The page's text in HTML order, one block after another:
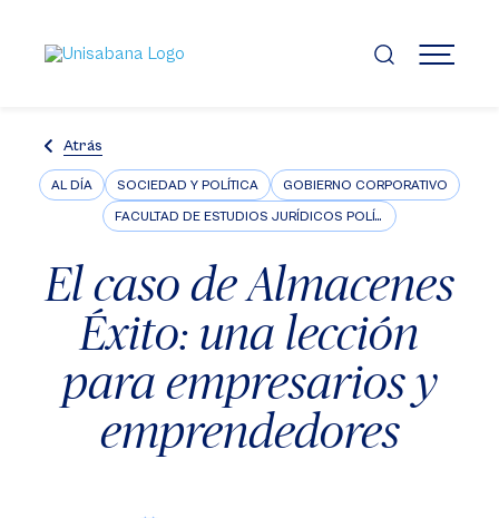
contenido
principal
MENÚ
Atrás
AL DÍA SOCIEDAD Y POLÍTICA GOBIERNO CORPORATIVO
FACULTAD DE ESTUDIOS JURÍDICOS POLÍTICOS E INTERNACIONALES
El caso de Almacenes
Éxito: una lección
para empresarios y
emprendedores